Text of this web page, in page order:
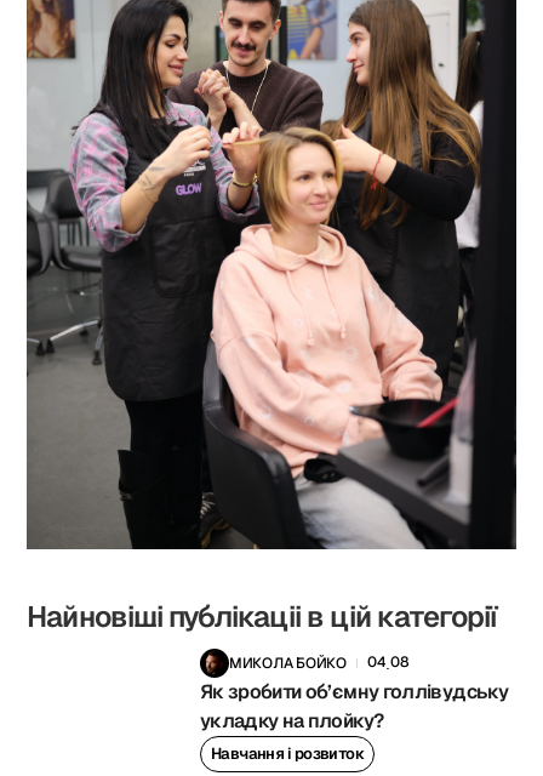
Найновіші публікаціі в цій категорії
МИКОЛА БОЙКО 04 .08
Як зробити об’ємну голлівудську
укладку на плойку?
Навчання і розвиток